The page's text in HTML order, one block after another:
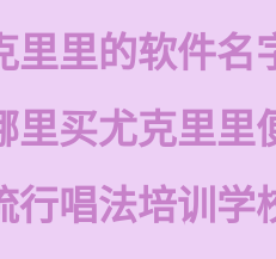
里里的软件名
里买尤克里里
行唱法培训学